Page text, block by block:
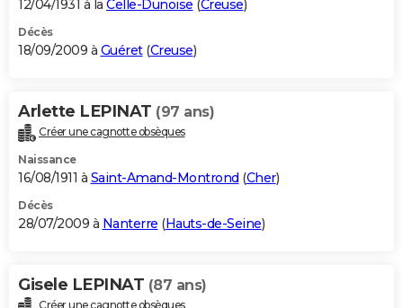
12/04/1931 à la Celle-Dunoise (Creuse)
Décès
18/09/2009 à Guéret(Creuse)
Arlette LEPINAT (97 ans)
Créer une cagnotte obsèques
Naissance
16/08/1911 à Saint-Amand-Montrond (Cher)
Décès
28/07/2009 à Nanterre (Hauts-de-Seine)
Gisele LEPINAT (87 ans)
Créer une cagnotte obsèques